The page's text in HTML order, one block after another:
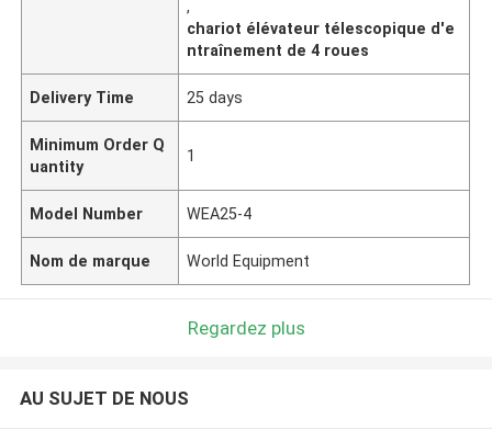
,
chariot élévateur télescopique d'e
ntraînement de 4 roues
Delivery Time 25 days
Minimum Order Q
uantity
1
Model Number WEA25-4
Nom de marque World Equipment
Regardez plus
AU SUJET DE NOUS